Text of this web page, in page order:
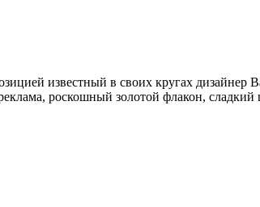
известный в своих кругах дизайнер
роскошный золотой флакон, сладкий